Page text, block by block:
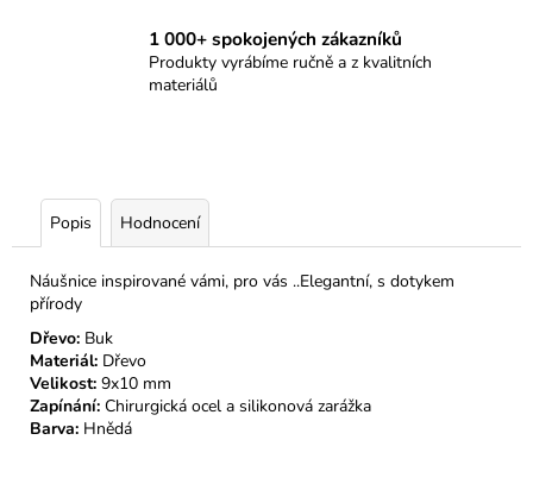
1 000+ spokojených zákazníků
Produkty vyrábíme ručně a z kvalitních
materiálů
Popis Hodnocení
Náušnice inspirované vámi, pro vás ..Elegantní, s dotykem
přírody
Dřevo: Buk
Materiál: Dřevo
Velikost: 9x10 mm
Zapínání: Chirurgická ocel a silikonová zarážka
Barva: Hnědá